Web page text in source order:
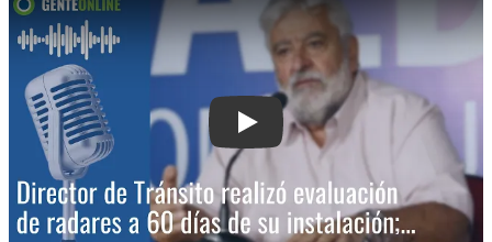
Play: Director de Tránsito realizó